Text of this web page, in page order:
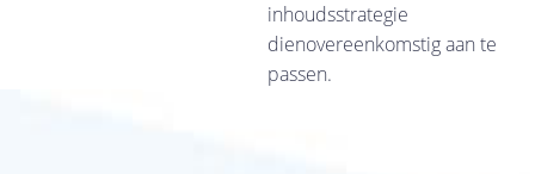
inhoudsstrategie
dienovereenkomstig aan te
passen.